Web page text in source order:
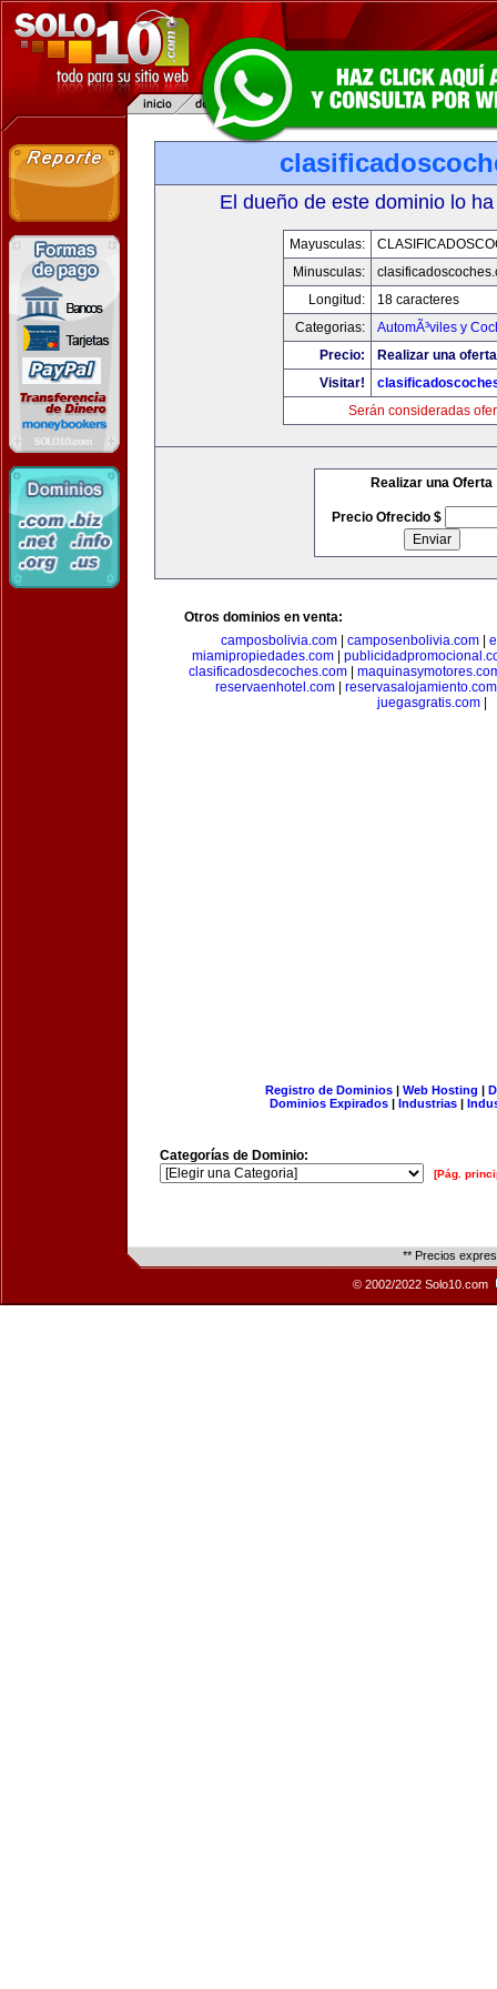
El dueño de este dominio lo
Mayusculas:
Minusculas:
Longitud:
18 caracteres
Categorias:
AutomÃ³viles y
Precio:
Realizar una
Visitar!
Serán consideradas
Realizar una Oferta
Precio Ofrecido $
Otros dominios en venta:
camposbolivia.com| camposenbolivia.com|
miamipropiedades.com
clasificadosdecoches.com
reservaenhotel.com| reservasalojamiento.com
juegasgratis.com|
Registro de Dominios| Web Hosting |
Dominios Expirados | Industrias |
Categorías de Dominio:
[Pág.
** Precios
© 2002/2022 Solo10.com